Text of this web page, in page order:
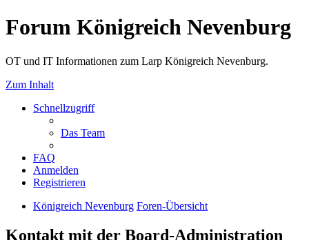
Forum Königreich Nevenburg
OT und IT Informationen zum Larp Königreich Nevenburg.
Zum Inhalt
Schnellzugriff
Das Team
FAQ
Anmelden
Registrieren
Königreich Nevenburg Foren-Übersicht
Kontakt mit der Board-Administration